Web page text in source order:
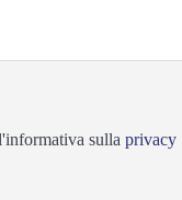
sulla privacy